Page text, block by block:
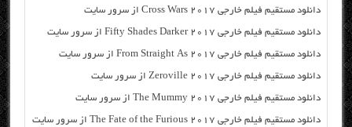
دانلود مستقیم فیلم خارجی Cross Wars 2017 از سرور سایت
دانلود مستقیم فیلم خارجی Fifty Shades Darker 2017 از سرور سایت
دانلود مستقیم فیلم خارجی From Straight As 2017 از سرور سایت
دانلود مستقیم فیلم خارجی Zeroville 2017 از سرور سایت
دانلود مستقیم فیلم خارجی The Mummy 2017 از سرور سایت
دانلود مستقیم فیلم خارجی The Fate of the Furious 2017 از سرور سایت